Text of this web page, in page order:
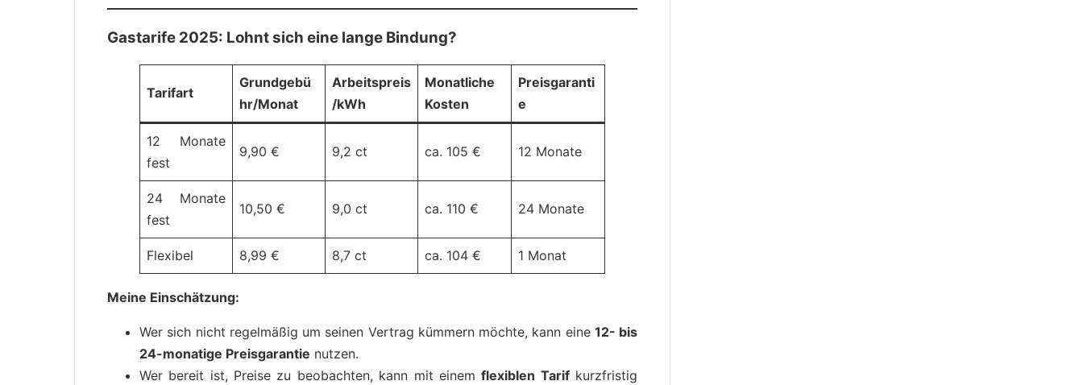
Gastarife 2025: Lohnt sich eine lange Bindung?
Tarifart
Grundgebü
hr/Monat
Arbeitspreis
/kWh
Monatliche
Kosten
Preisgaranti
e
12 Monate
fest
9,90 € 9,2 ct ca. 105 € 12 Monate
24 Monate
fest
10,50 € 9,0 ct ca. 110 € 24 Monate
Flexibel 8,99 € 8,7 ct ca. 104 € 1 Monat
Meine Einschätzung:
Wer sich nicht regelmäßig um seinen Vertrag kümmern möchte, kann eine 12- bis
24-monatige Preisgarantie nutzen.
Wer bereit ist, Preise zu beobachten, kann mit einemflexiblen Tarifkurzfristig